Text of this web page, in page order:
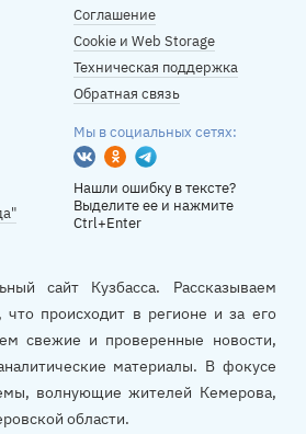
Соглашение
Cookie и Web Storage
Техническая поддержка
Обратная связь
Мы в социальных сетях:
Вконтакте
Одноклассники
Telegram
Нашли ошибку в тексте?
Выделите ее и нажмите
Ctrl+Enter
сайт Кузбасса. Рассказываем
происходит в регионе и за его
свежие и проверенные новости,
материалы. В фокусе
волнующие жителей Кемерова,
области.